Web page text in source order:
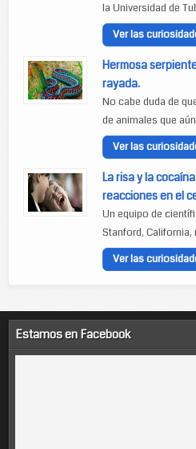
la Universidad de
Ver las
Hermosa
rayada.
No cabe duda de
de animales que
Ver las
La risa y la
reacciones en el
Un equipo de
Stanford, California,
Ver las
Estamos en Facebook